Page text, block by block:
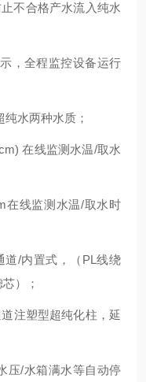
不合格产水流入纯水
，全程监控设备运行
水两种水质；
在线监测水温/取水
在线监测水温/取水时
道/内置式，（PL线绕
）；
注塑型超纯化柱，延
压/水箱满水等自动停